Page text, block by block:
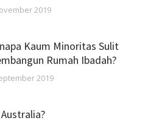
2019
Kaum Minoritas Sulit
Rumah Ibadah?
2019